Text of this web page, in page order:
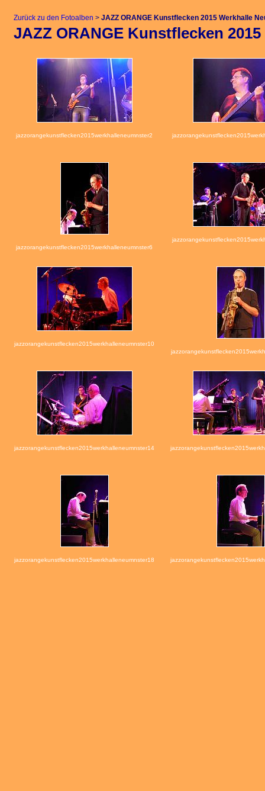
Zurück zu den Fotoalben > JAZZ ORANGE Kunstflecken 2015 Werkhalle
JAZZ ORANGE Kunstflecken
jazzorangekunstflecken2015werkhalleneumnster2
jazzorangekunstflecken2015werkhalleneumnster6
jazzorangekunstflecken2015werkhalleneumnster10
jazzorangekunstflecken2015werkhalleneumnster14
jazzorangekunstflecken2015werkhalleneumnster18